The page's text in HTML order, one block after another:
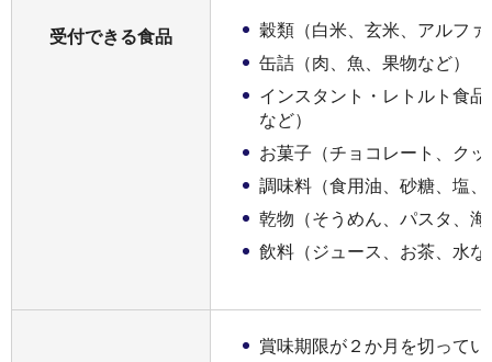
受付できる食品
穀類（白米、玄米、アルフ
缶詰（肉、魚、果物など）
インスタント・レトルト食
など）
お菓子（チョコレート、ク
調味料（食用油、砂糖、塩
乾物（そうめん、パスタ、海
飲料（ジュース、お茶、水な
賞味期限が２か月を切ってい